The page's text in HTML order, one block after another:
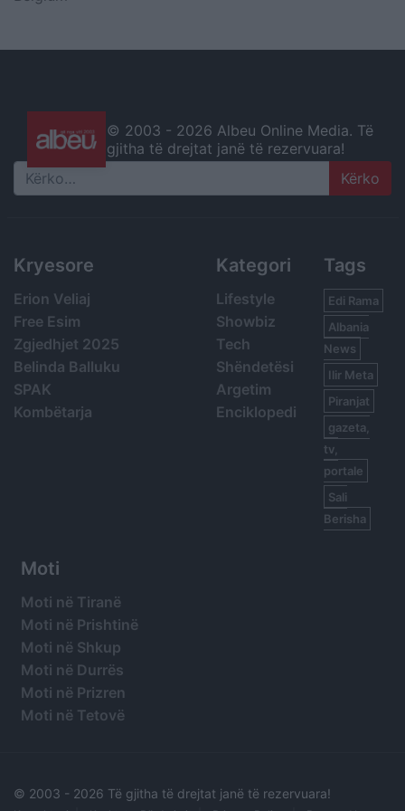
© 2003 - 2026 Albeu Online Media. Të
gjitha të drejtat janë të rezervuara!
Search
Kryesore
Erion Veliaj
Free Esim
Zgjedhjet 2025
Belinda Balluku
SPAK
Kombëtarja
Kategori
Lifestyle
Showbiz
Tech
Shëndetësi
Argetim
Enciklopedi
Tags
Edi Rama
Albania
News
Ilir Meta
Piranjat
gazeta,
tv,
portale
Sali
Berisha
Moti
Moti në Tiranë
Moti në Prishtinë
Moti në Shkup
Moti në Durrës
Moti në Prizren
Moti në Tetovë
© 2003 - 2026 Të gjitha të drejtat janë të rezervuara!